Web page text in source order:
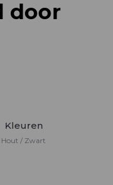
door
Kleuren
Hout / Zwart